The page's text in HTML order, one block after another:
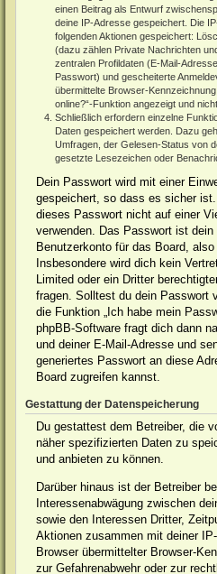
einen Beitrag als Entwurf
deine IP-Adresse gespeichert. Die
folgenden Aktionen gespeichert:
(dazu zählen Private Nachrichten
zentralen Profildaten (E-Mail-
Passwort) und gescheiterte
übermittelte Browser-
online?“-Funktion angezeigt und
Schließlich erfordern einzelne
Daten gespeichert werden. Dazu
Umfragen, der Gelesen-Status von
gesetzte Lesezeichen oder
Dein Passwort wird mit einer
gespeichert, so dass es sicher
dieses Passwort nicht auf einer
verwenden. Das Passwort ist
Benutzerkonto für das Board,
Insbesondere wird dich kein
Limited oder ein Dritter
fragen. Solltest du dein Passwort
die Funktion „Ich habe mein
phpBB-Software fragt dich dann
und deiner E-Mail-Adresse und
generiertes Passwort an diese
Board zugreifen kannst.
Gestattung der Datenspeicherung
Du gestattest dem Betreiber, die
näher spezifizierten Daten zu
und anbieten zu können.
Darüber hinaus ist der Betreiber
Interessenabwägung zwischen
sowie den Interessen Dritter,
Aktionen zusammen mit deiner
Browser übermittelter Browser-
zur Gefahrenabwehr oder zur